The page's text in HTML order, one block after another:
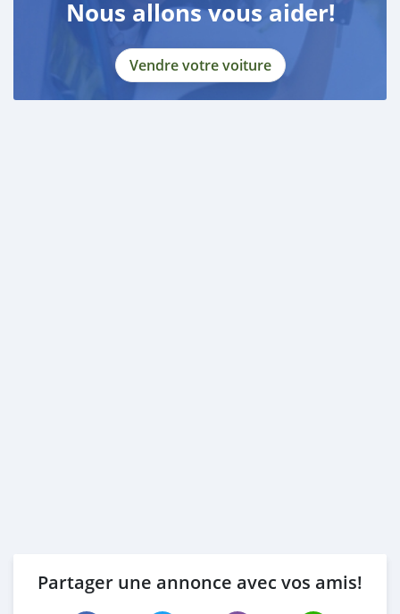
Nous allons vous aider!
Vendre votre voiture
Partager une annonce avec vos amis!